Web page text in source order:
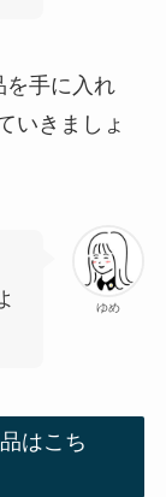
を手に入れ
いきましょ
ゆめ
はこち